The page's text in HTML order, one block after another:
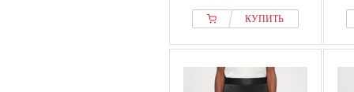
КУПИТЬ